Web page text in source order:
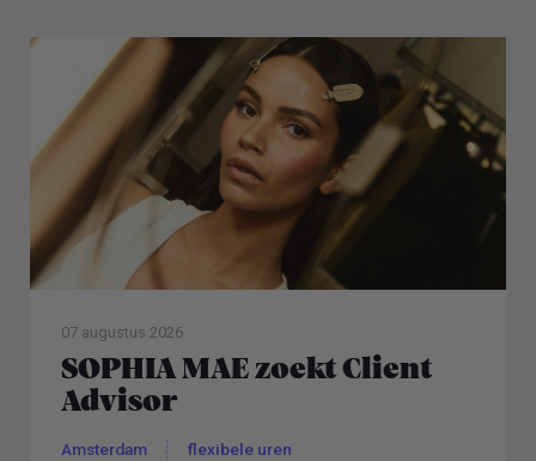
07 augustus 2026
SOPHIA MAE zoekt Client
Advisor
Amsterdam flexibele uren